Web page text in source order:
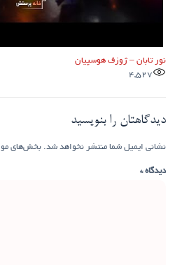
نور تابان – ژوزف هوسپیان
4,527
دیدگاهتان را بنویسید
نشانی ایمیل شما منتشر نخواهد شد. بخش‌های
دیدگاه*